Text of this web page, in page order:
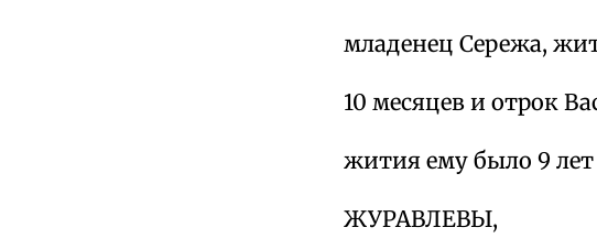
младенец Сережа,
10 месяцев и отрок
жития ему было 9 лет
ЖУРАВЛЕВЫ,